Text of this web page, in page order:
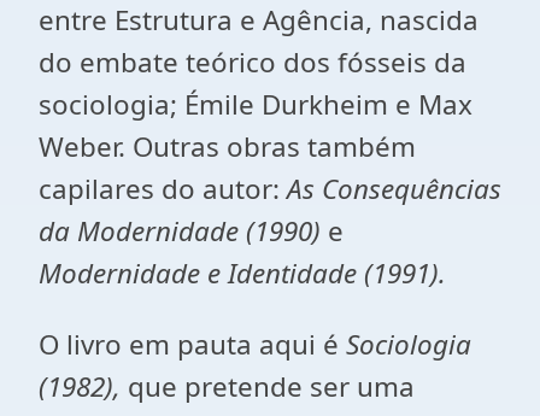
entre Estrutura e Agência, nascida
do embate teórico dos fósseis da
sociologia; Émile Durkheim e Max
Weber. Outras obras também
capilares do autor:As Consequências
da Modernidade (1990) e
Modernidade e Identidade (1991).
O livro em pauta aqui é Sociologia
(1982), que pretende ser uma